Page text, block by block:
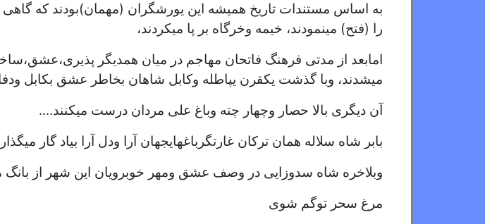
به اساس مستندات تاریخ همیشه این یورشگران (مهمان)بودند که
را (فتح) مینمودند، خیمه وخرگاه بر پا میکردند،
امابعد از مدتی فرهنگ فاتحان مهاجم در میان همدیگر
میشدند، وبا گذشت یکقرن یپاطله وکابل شاهان بخاطر عشق بکابل
آن دیگری بالا حصار وچهار چته وباغ علی مردان درست میکنند....
بابر شاه سلاله همان ترکان غارتگر باغهایجهان آرا ودل آرا بیاد گار
وبلاخره شاه سدوزایی در وصف عشق ومهر خوبرویان این شهر از
مرغ سحر توگم شوی